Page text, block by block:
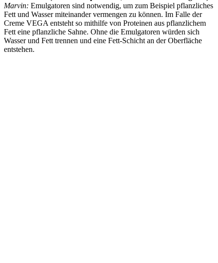
Marvin: Emulgatoren sind notwendig, um zum Beispiel pflanzliches
Fett und Wasser miteinander vermengen zu können. Im Falle der
Creme VEGA entsteht so mithilfe von Proteinen aus pflanzlichem
Fett eine pflanzliche Sahne. Ohne die Emulgatoren würden sich
Wasser und Fett trennen und eine Fett-Schicht an der Oberfläche
entstehen.